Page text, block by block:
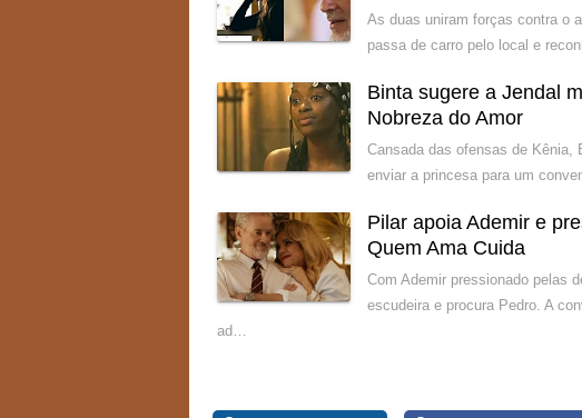
As duas uniram forças contra o
passa de carro pelo local e
Binta sugere a Jendal
Nobreza do Amor
Cansada das ofensas de Kênia,
enviar a princesa para um
Pilar apoia Ademir e
Quem Ama Cuida
Com Ademir pressionado pelas
escudeira e procura Pedro. A
ad…